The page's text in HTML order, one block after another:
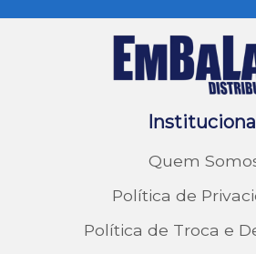
Quem
Política de
Política de Troca e